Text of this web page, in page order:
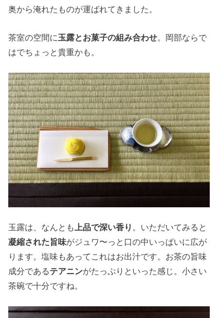
奥から淹れたものが運ばれてきました。
茶室の空間に玉露とお菓子の組み合わせ。岡部ならで
はでちょっと貴重かも。
玉露は、なんとも 上品で深い香り 。いただいてみると
凝縮された旨味がジュワ〜っと口の中いっぱいに広が
ります。塩味もあってこれはお出汁です。お茶の旨味
成分であるテアニンがたっぷりといった感じ。小さい
茶碗で十分ですね。